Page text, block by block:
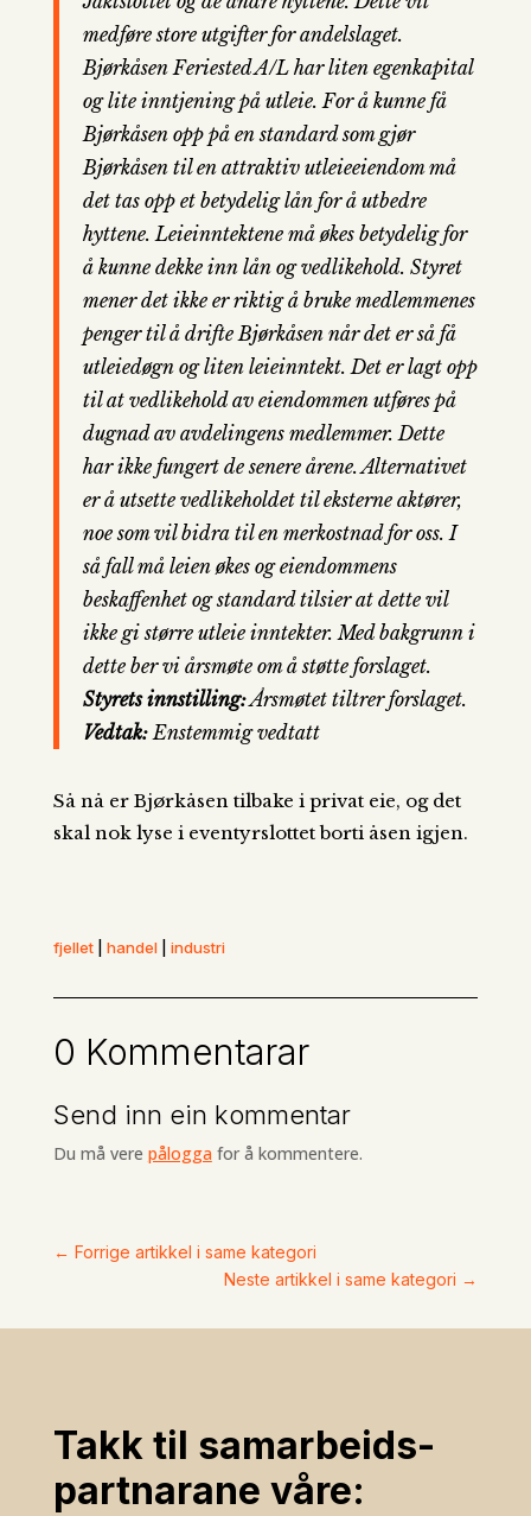
medføre store utgifter for andelslaget.
Bjørkåsen Feriested A/L har liten egenkapital
og lite inntjening på utleie. For å kunne få
Bjørkåsen opp på en standard som gjør
Bjørkåsen til en attraktiv utleieeiendom må
det tas opp et betydelig lån for å utbedre
hyttene. Leieinntektene må økes betydelig for
å kunne dekke inn lån og vedlikehold. Styret
mener det ikke er riktig å bruke medlemmenes
penger til å drifte Bjørkåsen når det er så få
utleiedøgn og liten leieinntekt. Det er lagt opp
til at vedlikehold av eiendommen utføres på
dugnad av avdelingens medlemmer. Dette
har ikke fungert de senere årene. Alternativet
er å utsette vedlikeholdet til eksterne aktører,
noe som vil bidra til en merkostnad for oss. I
så fall må leien økes og eiendommens
beskaffenhet og standard tilsier at dette vil
ikke gi større utleie inntekter. Med bakgrunn i
dette ber vi årsmøte om å støtte forslaget.
Styrets innstilling:Årsmøtet tiltrer forslaget.
Vedtak:Enstemmig vedtatt
Så nå er Bjørkåsen tilbake i privat eie, og det
skal nok lyse i eventyrslottet borti åsen igjen.
fjellet| handel| industri
0 Kommentarar
Send inn ein kommentar
Du må vere påloggafor å kommentere.
← Forrige artikkel i same kategori
Neste artikkel i same kategori →
Takk til samarbeids­
partnarane våre: